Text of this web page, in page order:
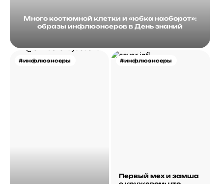
Много костюмной клетки и «юбка наоборот»:
образы инфлюэнсеров в День знаний
#инфлюэнсеры #инфлюэнсеры
Первый мех и замша